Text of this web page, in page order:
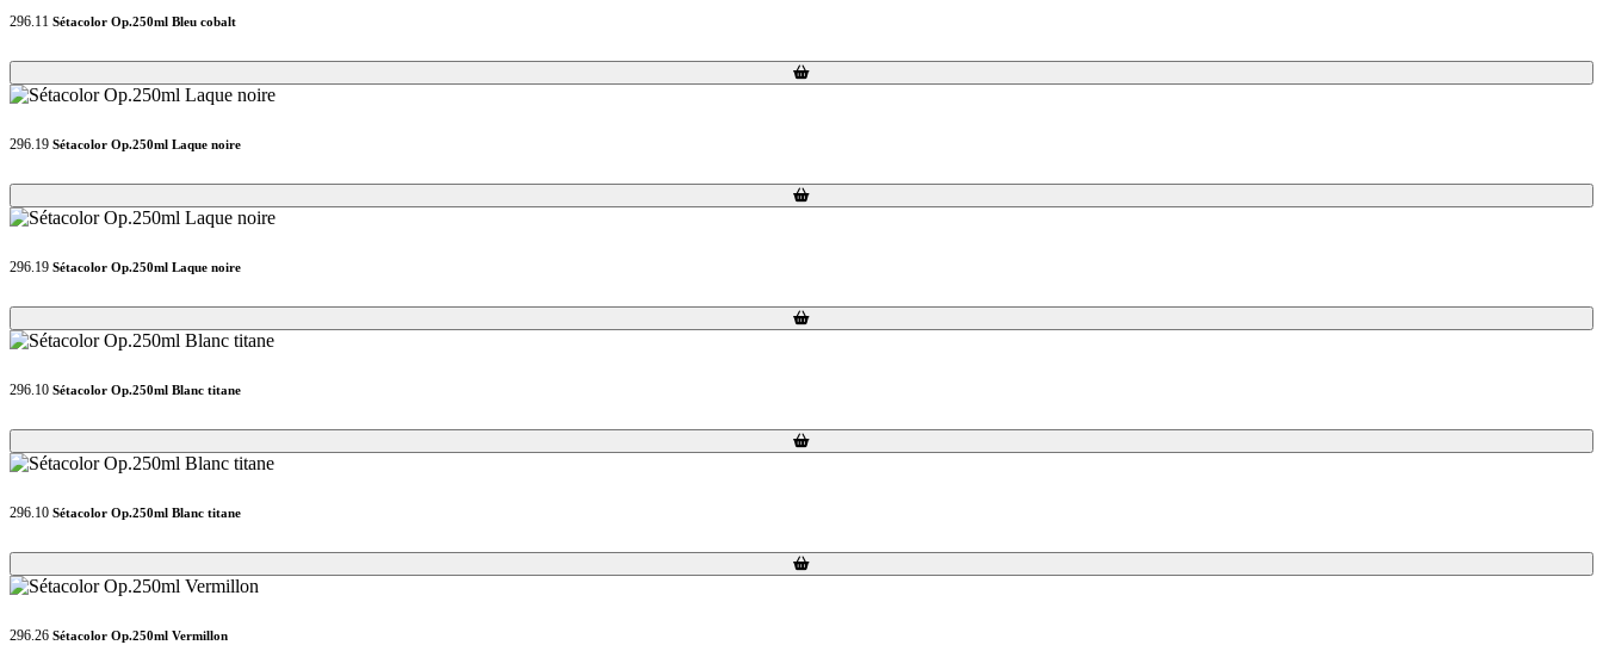
296.11 Sétacolor Op.250ml Bleu cobalt
Loading...
Loading...
296.19 Sétacolor Op.250ml Laque noire
Loading...
Loading...
296.19 Sétacolor Op.250ml Laque noire
Loading...
Loading...
296.10 Sétacolor Op.250ml Blanc titane
Loading...
Loading...
296.10 Sétacolor Op.250ml Blanc titane
Loading...
Loading...
296.26 Sétacolor Op.250ml Vermillon